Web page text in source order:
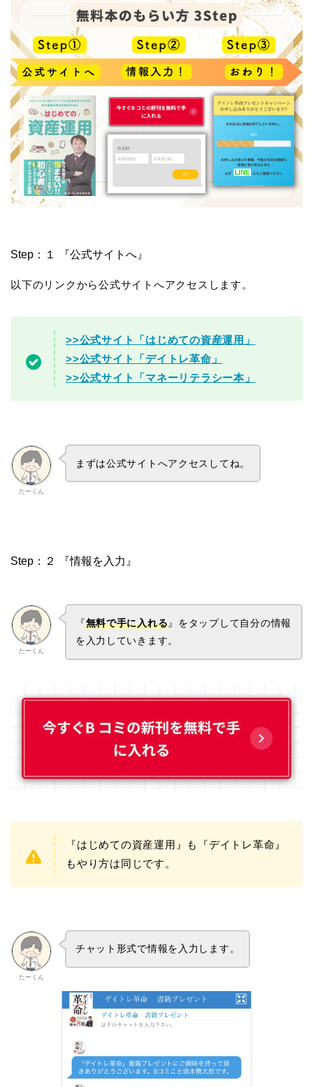
Step：１ 『公式サイトへ』
以下のリンクから公式サイトへアクセスします。
>>公式サイト「はじめての資産運用」
>>公式サイト「デイトレ革命」
>>公式サイト「マネーリテラシー本」
たーくん
まずは公式サイトへアクセスしてね。
Step：２ 『情報を入力』
たーくん
『無料で手に入れる』をタップして自分の情報
を入力していきます。
『はじめての資産運用』も『デイトレ革命』
もやり方は同じです。
たーくん
チャット形式で情報を入力します。